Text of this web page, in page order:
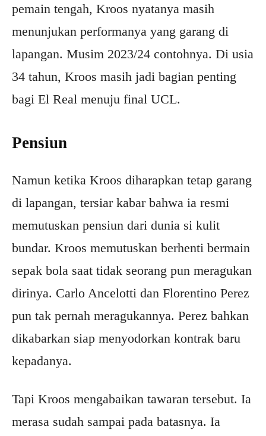
pemain tengah, Kroos nyatanya masih
menunjukan performanya yang garang di
lapangan. Musim 2023/24 contohnya. Di usia
34 tahun, Kroos masih jadi bagian penting
bagi El Real menuju final UCL.
Pensiun
Namun ketika Kroos diharapkan tetap garang
di lapangan, tersiar kabar bahwa ia resmi
memutuskan pensiun dari dunia si kulit
bundar. Kroos memutuskan berhenti bermain
sepak bola saat tidak seorang pun meragukan
dirinya. Carlo Ancelotti dan Florentino Perez
pun tak pernah meragukannya. Perez bahkan
dikabarkan siap menyodorkan kontrak baru
kepadanya.
Tapi Kroos mengabaikan tawaran tersebut. Ia
merasa sudah sampai pada batasnya. Ia